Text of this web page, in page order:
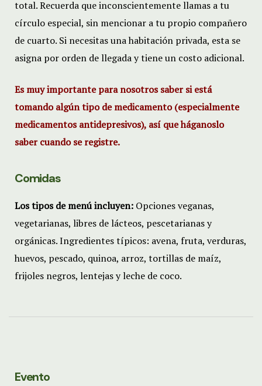
total. Recuerda que inconscientemente llamas a tu
círculo especial, sin mencionar a tu propio compañero
de cuarto. Si necesitas una habitación privada, esta se
asigna por orden de llegada y tiene un costo adicional.
Es muy importante para nosotros saber si está
tomando algún tipo de medicamento (especialmente
medicamentos antidepresivos), así que háganoslo
saber cuando se registre.
Comidas
Los tipos de menú incluyen: Opciones veganas,
vegetarianas, libres de lácteos, pescetarianas y
orgánicas. Ingredientes típicos: avena, fruta, verduras,
huevos, pescado, quinoa, arroz, tortillas de maíz,
frijoles negros, lentejas y leche de coco.
Evento